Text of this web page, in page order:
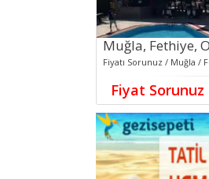
Muğla, Fethiye,
Fiyatı Sorunuz / Muğla /
Fiyat Sorunuz